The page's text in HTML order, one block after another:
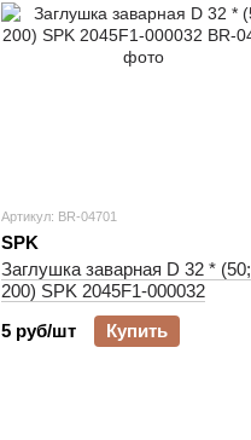
Артикул: BR-04701
SPK
Заглушка заварная D 32 * (50;
200) SPK 2045F1-000032
5 руб/шт
Купить